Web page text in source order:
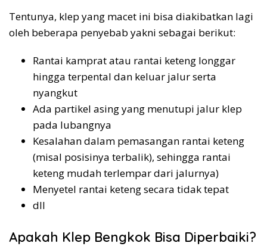
Tentunya, klep yang macet ini bisa diakibatkan lagi
oleh beberapa penyebab yakni sebagai berikut:
Rantai kamprat atau rantai keteng longgar
hingga terpental dan keluar jalur serta
nyangkut
Ada partikel asing yang menutupi jalur klep
pada lubangnya
Kesalahan dalam pemasangan rantai keteng
(misal posisinya terbalik), sehingga rantai
keteng mudah terlempar dari jalurnya)
Menyetel rantai keteng secara tidak tepat
dll
Apakah Klep Bengkok Bisa Diperbaiki?